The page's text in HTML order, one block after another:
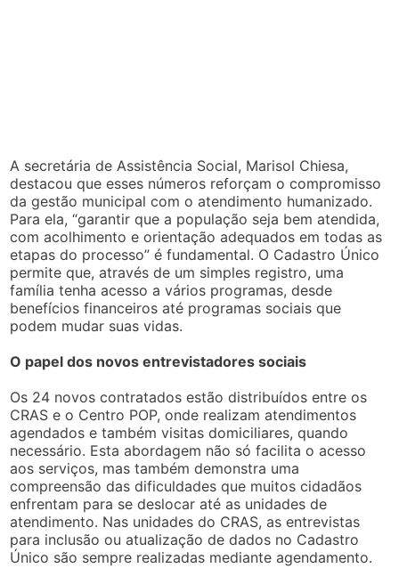
A secretária de Assistência Social, Marisol Chiesa,
destacou que esses números reforçam o compromisso
da gestão municipal com o atendimento humanizado.
Para ela, “garantir que a população seja bem atendida,
com acolhimento e orientação adequados em todas as
etapas do processo” é fundamental. O Cadastro Único
permite que, através de um simples registro, uma
família tenha acesso a vários programas, desde
benefícios financeiros até programas sociais que
podem mudar suas vidas.
O papel dos novos entrevistadores sociais
Os 24 novos contratados estão distribuídos entre os
CRAS e o Centro POP, onde realizam atendimentos
agendados e também visitas domiciliares, quando
necessário. Esta abordagem não só facilita o acesso
aos serviços, mas também demonstra uma
compreensão das dificuldades que muitos cidadãos
enfrentam para se deslocar até as unidades de
atendimento. Nas unidades do CRAS, as entrevistas
para inclusão ou atualização de dados no Cadastro
Único são sempre realizadas mediante agendamento.